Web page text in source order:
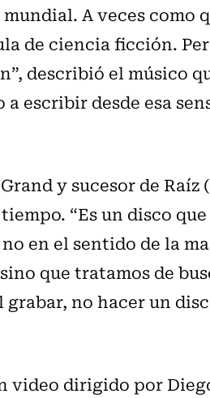
A veces como
de ciencia ficción.
describió el músico
escribir desde esa
y sucesor de Raíz
“Es un disco
en el sentido de la
que tratamos de
no hacer un
video dirigido por